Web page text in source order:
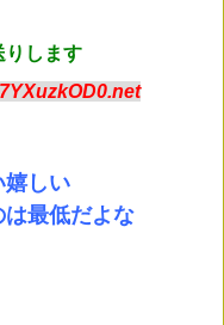
りします
嬉しい
最低だよな